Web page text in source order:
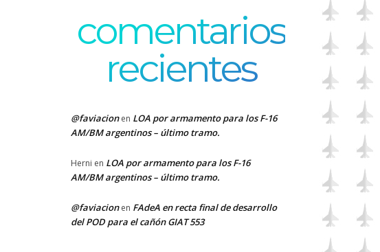
comentarios
recientes
@faviacionen LOA por armamento para los F-16
AM/BM argentinos – último tramo.
Herni en LOA por armamento para los F-16
AM/BM argentinos – último tramo.
@faviacionen FAdeA en recta final de desarrollo
del POD para el cañón GIAT 553